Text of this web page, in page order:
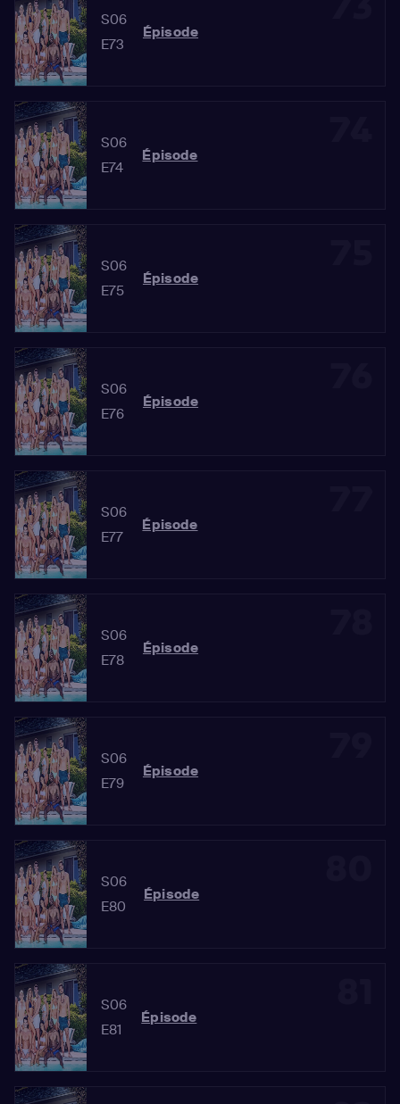
S06
E73
Épisode
S06
E74
Épisode
S06
E75
Épisode
S06
E76
Épisode
S06
E77
Épisode
S06
E78
Épisode
S06
E79
Épisode
S06
E80
Épisode
S06
E81
Épisode